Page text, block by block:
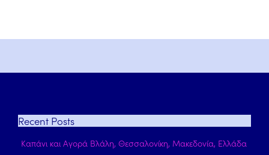
Recent Posts
Καπάνι και Αγορά Βλάλη, Θεσσαλονίκη, Μακεδονία, Ελλάδα